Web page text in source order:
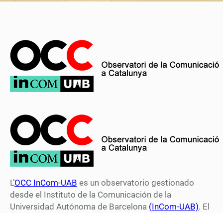
L’OCC InCom-UAB es un observatorio gestionado
desde el Instituto de la Comunicación de la
Universidad Autónoma de Barcelona (InCom-UAB). El